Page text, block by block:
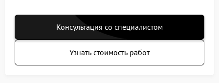
Консультация со специалистом
Узнать стоимость работ